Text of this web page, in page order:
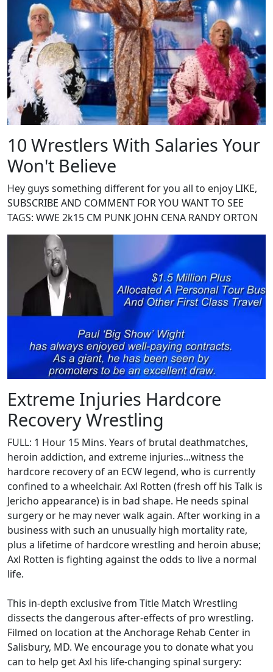
10 Wrestlers With Salaries Your
Won't Believe
Hey guys something different for you all to enjoy LIKE,
SUBSCRIBE AND COMMENT FOR YOU WANT TO SEE
TAGS: WWE 2k15 CM PUNK JOHN CENA RANDY ORTON
Extreme Injuries Hardcore
Recovery Wrestling
FULL: 1 Hour 15 Mins. Years of brutal deathmatches,
heroin addiction, and extreme injuries...witness the
hardcore recovery of an ECW legend, who is currently
confined to a wheelchair. Axl Rotten (fresh off his Talk is
Jericho appearance) is in bad shape. He needs spinal
surgery or he may never walk again. After working in a
business with such an unusually high mortality rate,
plus a lifetime of hardcore wrestling and heroin abuse;
Axl Rotten is fighting against the odds to live a normal
life.
This in-depth exclusive from Title Match Wrestling
dissects the dangerous after-effects of pro wrestling.
Filmed on location at the Anchorage Rehab Center in
Salisbury, MD. We encourage you to donate what you
can to help get Axl his life-changing spinal surgery: